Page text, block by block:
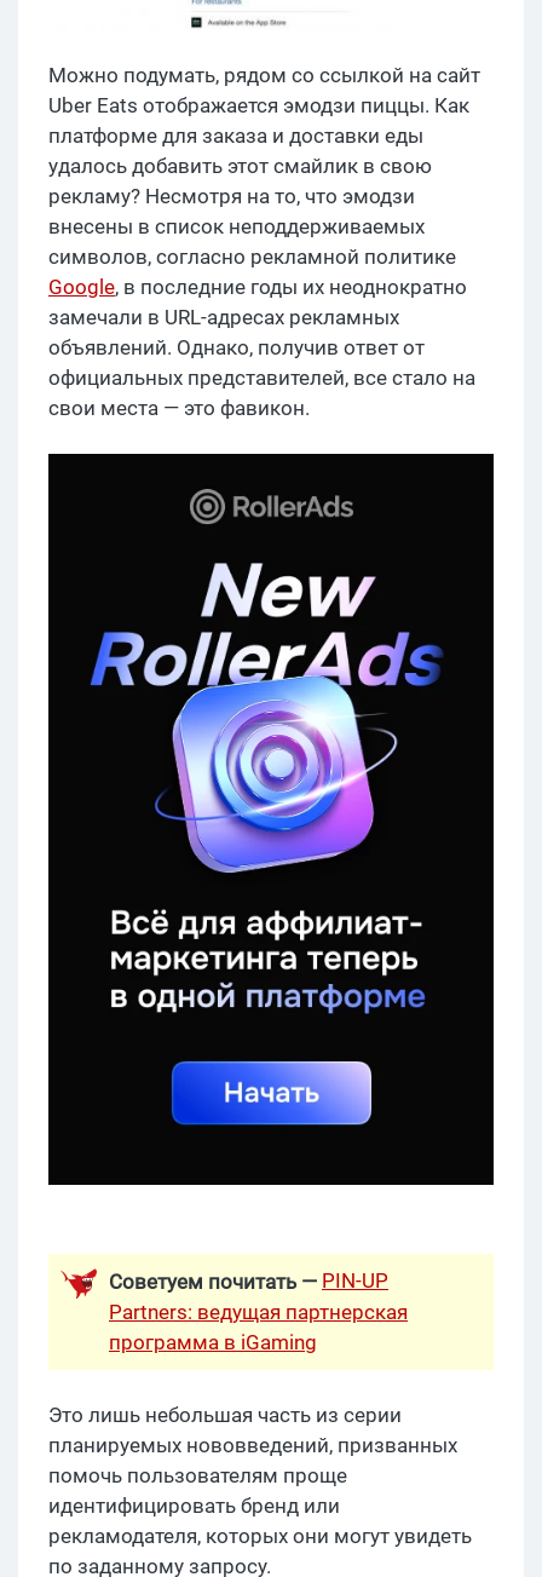
Можно подумать, рядом со ссылкой на сайт
Uber Eats отображается эмодзи пиццы. Как
платформе для заказа и доставки еды
удалось добавить этот смайлик в свою
рекламу? Несмотря на то, что эмодзи
внесены в список неподдерживаемых
символов, согласно рекламной политике
Google, в последние годы их неоднократно
замечали в URL-адресах рекламных
объявлений. Однако, получив ответ от
официальных представителей, все стало на
свои места — это фавикон.
Советуем почитать — PIN-UP
Partners: ведущая партнерская
программа в iGaming
Это лишь небольшая часть из серии
планируемых нововведений, призванных
помочь пользователям проще
идентифицировать бренд или
рекламодателя, которых они могут увидеть
по заданному запросу.